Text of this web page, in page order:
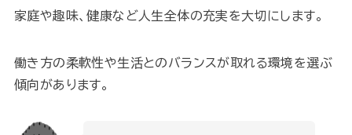
家庭や趣味、健康など人生全体の充実を大切にします。
働き方の柔軟性や生活とのバランスが取れる環境を選ぶ
傾向があります。